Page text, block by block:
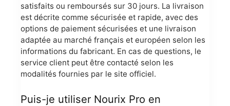
satisfaits ou remboursés sur 30 jours. La livraison
est décrite comme sécurisée et rapide, avec des
options de paiement sécurisées et une livraison
adaptée au marché français et européen selon les
informations du fabricant. En cas de questions, le
service client peut être contacté selon les
modalités fournies par le site officiel.
Puis-je utiliser Nourix Pro en